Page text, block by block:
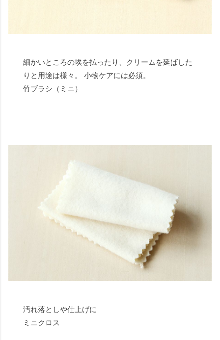
細かいところの埃を払ったり、クリームを延ばした
りと用途は様々。 小物ケアには必須。
竹ブラシ（ミニ）
汚れ落としや仕上げに
ミニクロス